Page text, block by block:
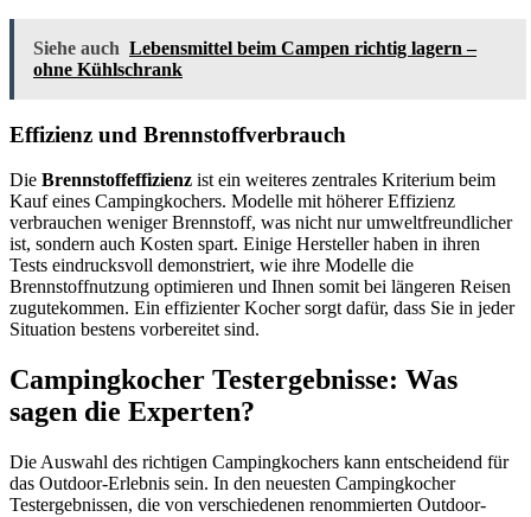
Siehe auch Lebensmittel beim Campen richtig lagern –
ohne Kühlschrank
Effizienz und Brennstoffverbrauch
Die Brennstoffeffizienz ist ein weiteres zentrales Kriterium beim
Kauf eines Campingkochers. Modelle mit höherer Effizienz
verbrauchen weniger Brennstoff, was nicht nur umweltfreundlicher
ist, sondern auch Kosten spart. Einige Hersteller haben in ihren
Tests eindrucksvoll demonstriert, wie ihre Modelle die
Brennstoffnutzung optimieren und Ihnen somit bei längeren Reisen
zugutekommen. Ein effizienter Kocher sorgt dafür, dass Sie in jeder
Situation bestens vorbereitet sind.
Campingkocher Testergebnisse: Was
sagen die Experten?
Die Auswahl des richtigen Campingkochers kann entscheidend für
das Outdoor-Erlebnis sein. In den neuesten Campingkocher
Testergebnissen, die von verschiedenen renommierten Outdoor-